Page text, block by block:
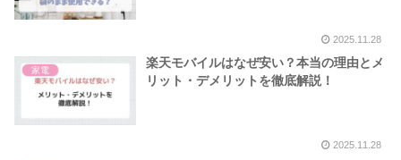
2025.11.28
家電
楽天モバイルはなぜ安い？本当の理由とメ
リット・デメリットを徹底解説！
2025.11.28